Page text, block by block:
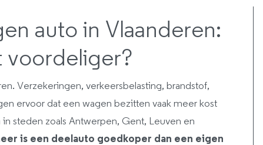
auto in Vlaanderen:
voordeliger?
Verzekeringen, verkeersbelasting, brandstof,
ervoor dat een wagen bezitten vaak meer kost
in steden zoals Antwerpen, Gent, Leuven en
is een deelauto goedkoper dan een eigen